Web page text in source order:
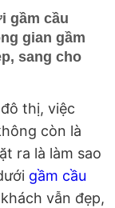
gầm cầu
gian gầm
sang cho
thị, việc
còn là
ra là làm sao
gầm cầu
vẫn đẹp,